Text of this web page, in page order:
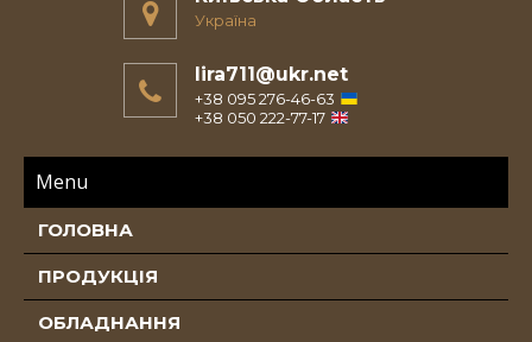
Україна
lira711@ukr.net
+38 095 276-46-63
+38 050 222-77-17
Menu
ГОЛОВНА
ПРОДУКЦІЯ
ОБЛАДНАННЯ